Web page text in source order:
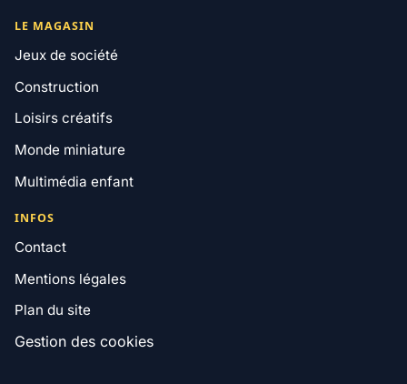
LE MAGASIN
Jeux de société
Construction
Loisirs créatifs
Monde miniature
Multimédia enfant
INFOS
Contact
Mentions légales
Plan du site
Gestion des cookies